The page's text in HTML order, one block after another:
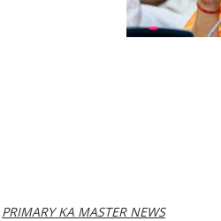
PRIMARY KA MASTER NEWS